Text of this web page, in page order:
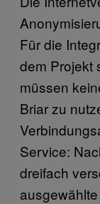
Für die
dem Projekt
müssen
Briar zu
Service:
dreifach